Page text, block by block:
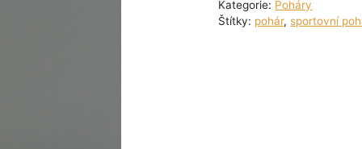
Kategorie: Poháry
Štítky: pohár,sportovní